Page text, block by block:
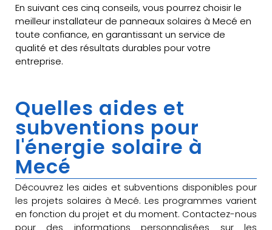
En suivant ces cinq conseils, vous pourrez choisir le
meilleur installateur de panneaux solaires à Mecé en
toute confiance, en garantissant un service de
qualité et des résultats durables pour votre
entreprise.
Quelles aides et
subventions pour
l'énergie solaire à
Mecé
Découvrez les aides et subventions disponibles pour
les projets solaires à Mecé. Les programmes varient
en fonction du projet et du moment. Contactez-nous
pour des informations personnalisées sur les